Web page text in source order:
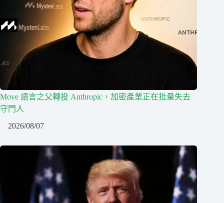
Move 語言之父轉投 Anthropic，加密產業正在批量失去
守門人
2026/08/07